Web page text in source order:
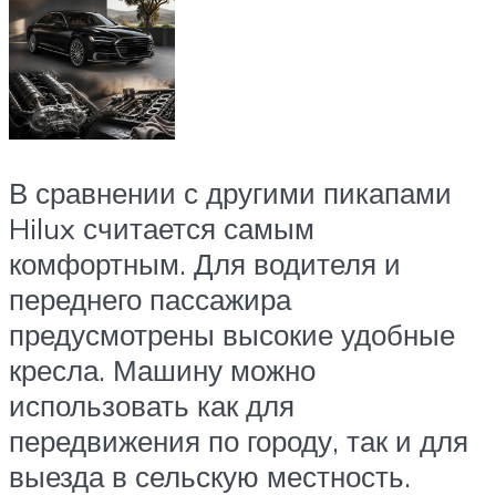
В сравнении с другими пикапами
Hilux считается самым
комфортным. Для водителя и
переднего пассажира
предусмотрены высокие удобные
кресла. Машину можно
использовать как для
передвижения по городу, так и для
выезда в сельскую местность.